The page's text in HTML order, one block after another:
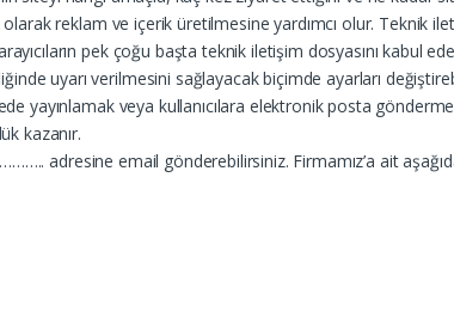
olarak reklam ve içerik üretilmesine yardımcı olur. Teknik
pek çoğu başta teknik iletişim dosyasını kabul
uyarı verilmesini sağlayacak biçimde ayarları
yayınlamak veya kullanıcılara elektronik posta
kazanır.
adresine email gönderebilirsiniz. Firmamız’a ait